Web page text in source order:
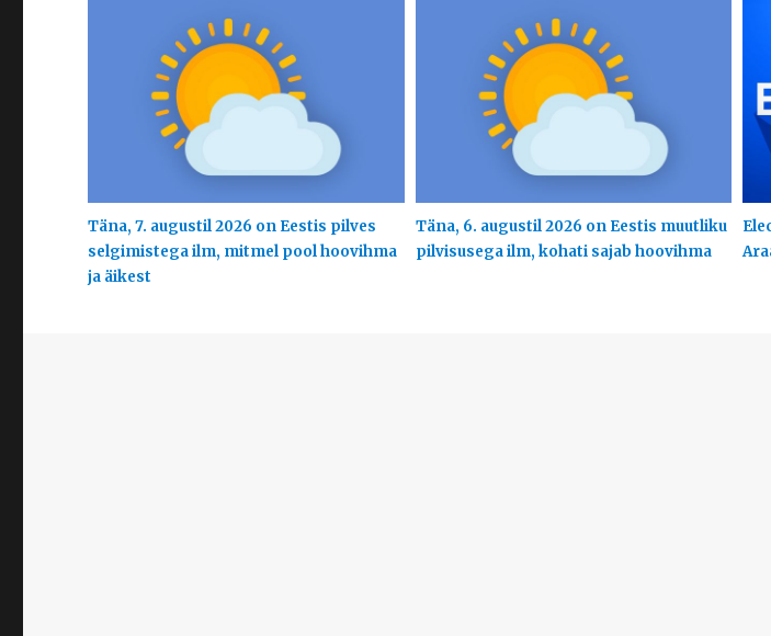
Täna, 7. augustil 2026 on Eestis pilves
selgimistega ilm, mitmel pool hoovihma
ja äikest
Täna, 6. augustil 2026 on Eestis muutliku
pilvisusega ilm, kohati sajab hoovihma